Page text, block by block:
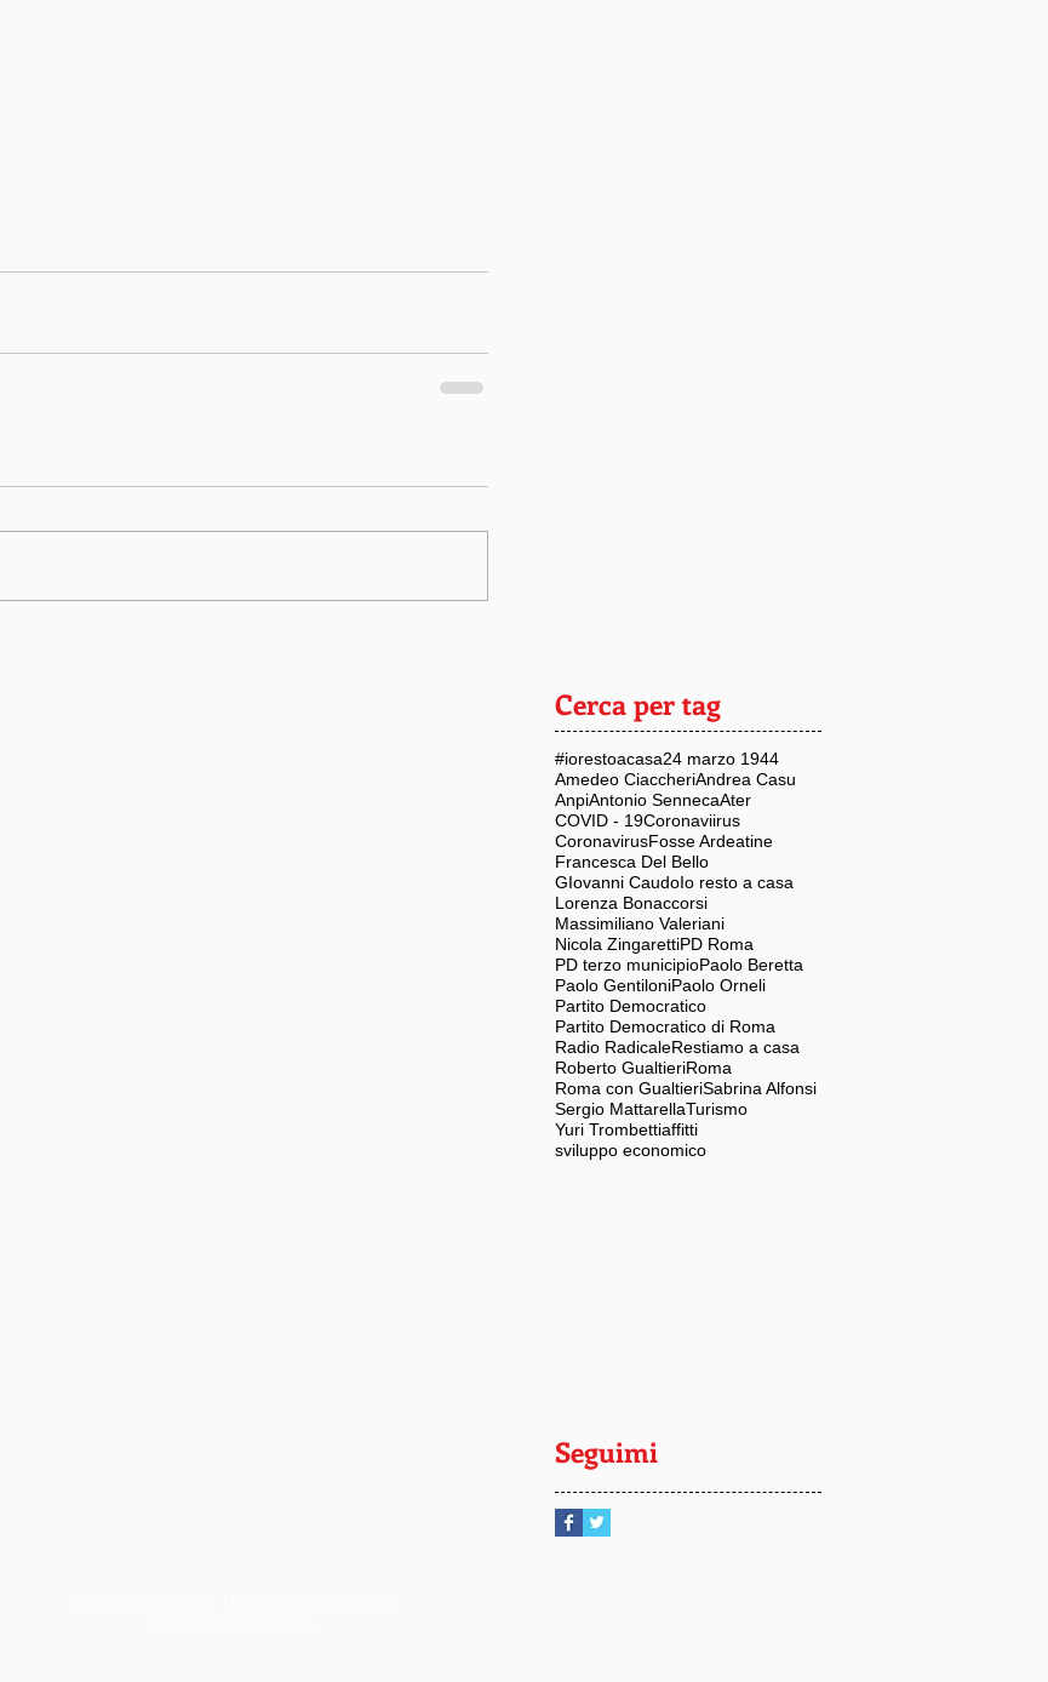
Cerca per tag
#iorestoacasa24 marzo 1944
Amedeo CiaccheriAndrea Casu
AnpiAntonio SennecaAter
COVID - 19Coronaviirus
CoronavirusFosse Ardeatine
Francesca Del Bello
GIovanni CaudoIo resto a casa
Lorenza Bonaccorsi
Massimiliano Valeriani
Nicola ZingarettiPD Roma
PD terzo municipioPaolo Beretta
Paolo GentiloniPaolo Orneli
Partito Democratico
Partito Democratico di Roma
Radio RadicaleRestiamo a casa
Roberto GualtieriRoma
Roma con GualtieriSabrina Alfonsi
Sergio MattarellaTurismo
Yuri Trombettiaffitti
sviluppo economico
Seguimi